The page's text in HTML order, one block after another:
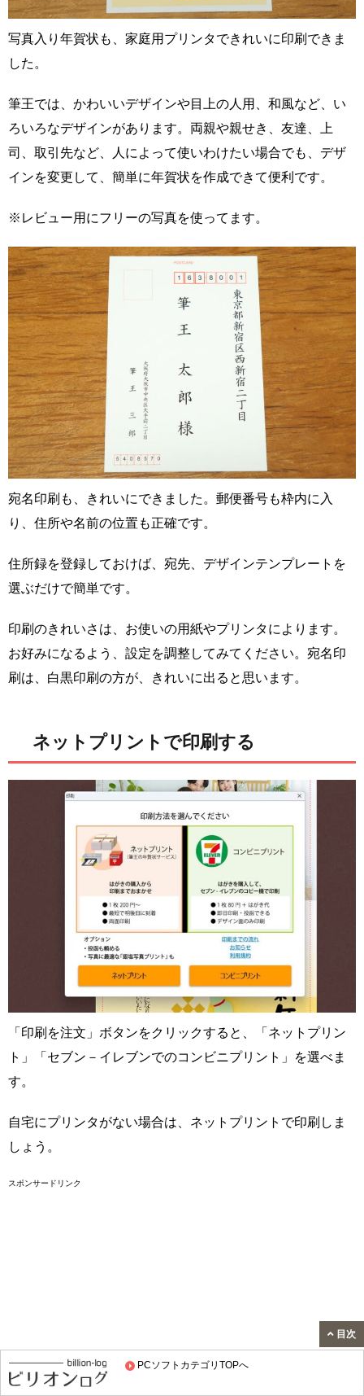
PCソフトカテゴリTOPへ
写真入り年賀状も、家庭用プリンタできれいに印刷できま
した。
筆王では、かわいいデザインや目上の人用、和風など、い
ろいろなデザインがあります。両親や親せき、友達、上
司、取引先など、人によって使いわけたい場合でも、デザ
インを変更して、簡単に年賀状を作成できて便利です。
※レビュー用にフリーの写真を使ってます。
宛名印刷も、きれいにできました。郵便番号も枠内に入
り、住所や名前の位置も正確です。
住所録を登録しておけば、宛先、デザインテンプレートを
選ぶだけで簡単です。
印刷のきれいさは、お使いの用紙やプリンタによります。
お好みになるよう、設定を調整してみてください。宛名印
刷は、白黒印刷の方が、きれいに出ると思います。
ネットプリントで印刷する
「印刷を注文」ボタンをクリックすると、「ネットプリン
ト」「セブン－イレブンでのコンビニプリント」を選べま
す。
自宅にプリンタがない場合は、ネットプリントで印刷しま
しょう。
スポンサードリンク
目次